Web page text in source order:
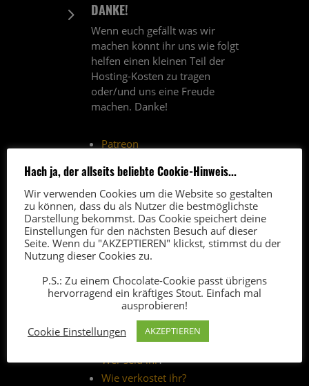
5 DANKE!
Wenn euch gefällt was wir
machen könnt ihr uns wie folgt
helfen einen kleinen Teil der
Hosting-Kosten zu tragen
oder/und uns eine Freude
machen. Danke!
Patreon
Paypal-Spende
Thomann-Affiliate-Link(*)
(*) Über Affiliate-Links erhalten
wir vom Anbieter eine kleine
Provision. Der Verkaufspreis
bleibt für euch unverändert.
5 FAQ
Wer seid ihr?
Wie verkostet ihr?
Hach ja, der allseits beliebte Cookie-Hinweis...
Wir verwenden Cookies um die Website so gestalten
zu können, dass du als Nutzer die bestmöglichste
Darstellung bekommst. Das Cookie speichert deine
Einstellungen für den nächsten Besuch auf dieser
Seite. Wenn du "AKZEPTIEREN" klickst, stimmst du der
Nutzung dieser Cookies zu.
P.S.: Zu einem Chocolate-Cookie passt übrigens
hervorragend ein kräftiges Stout. Einfach mal
ausprobieren!
Cookie Einstellungen
AKZEPTIEREN